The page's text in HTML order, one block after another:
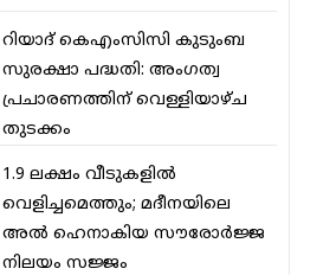
റിയാദ് കെഎംസിസി കുടുംബ
സുരക്ഷാ പദ്ധതി: അംഗത്വ
പ്രചാരണത്തിന് വെള്ളിയാഴ്ച
തുടക്കം
1.9 ലക്ഷം വീടുകളില്‍
വെളിച്ചമെത്തും; മദീനയിലെ
അല്‍ ഹെനാകിയ സൗരോര്‍ജ്ജ
നിലയം സജ്ജം